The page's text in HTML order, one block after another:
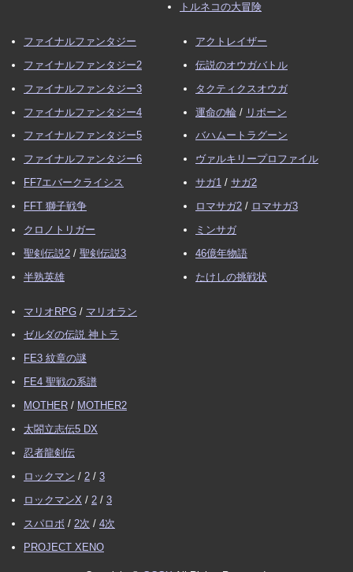
トルネコの大冒険
ファイナルファンタジー
ファイナルファンタジー2
ファイナルファンタジー3
ファイナルファンタジー4
ファイナルファンタジー5
ファイナルファンタジー6
FF7エバークライシス
FFT 獅子戦争
クロノトリガー
聖剣伝説2 / 聖剣伝説3
半熟英雄
アクトレイザー
伝説のオウガバトル
タクティクスオウガ
運命の輪 / リボーン
バハムートラグーン
ヴァルキリープロファイル
サガ1 / サガ2
ロマサガ2 / ロマサガ3
ミンサガ
46億年物語
たけしの挑戦状
マリオRPG / マリオラン
ゼルダの伝説 神トラ
FE3 紋章の謎
FE4 聖戦の系譜
MOTHER / MOTHER2
太閤立志伝5 DX
忍者龍剣伝
ロックマン / 2 / 3
ロックマンX / 2 / 3
スパロボ / 2次 / 4次
PROJECT XENO